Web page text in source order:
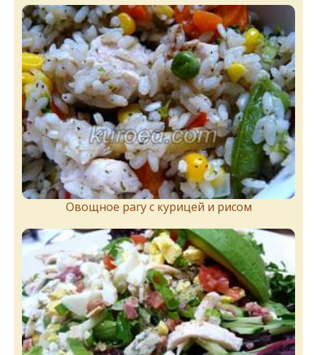
Овощное рагу с курицей и рисом